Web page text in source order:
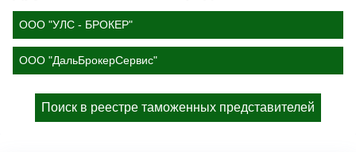
ООО "УЛС - БРОКЕР"
ООО "ДальБрокерСервис"
Поиск в реестре таможенных представителей